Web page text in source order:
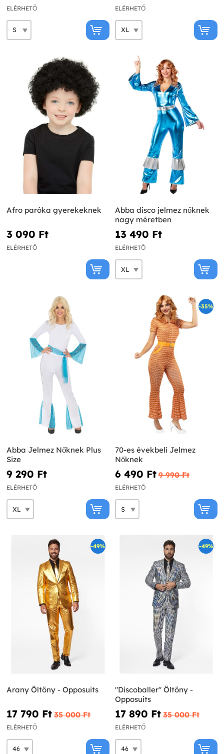
ELÉRHETŐ ELÉRHETŐ
Afro paróka gyerekeknek
3 090 Ft‎
ELÉRHETŐ
Abba disco jelmez nőknek
nagy méretben
13 490 Ft‎
ELÉRHETŐ
Abba Jelmez Nőknek Plus
Size
9 290 Ft‎
ELÉRHETŐ
-35%
70-es évekbeli Jelmez
Nőknek
6 490 Ft‎ 9 990 Ft‎
ELÉRHETŐ
-49%
Arany Öltöny - Opposuits
17 790 Ft‎ 35 000 Ft‎
ELÉRHETŐ
-49%
"Discoballer" Öltöny -
Opposuits
17 890 Ft‎ 35 000 Ft‎
ELÉRHETŐ